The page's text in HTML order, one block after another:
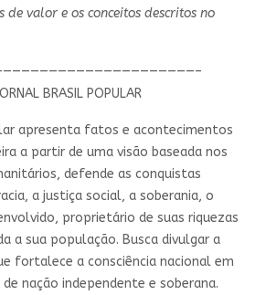
de valor e os conceitos descritos no
BRASIL POPULAR
apresenta fatos e acontecimentos
a partir de uma visão baseada nos
defende as conquistas
a justiça social, a soberania, o
proprietário de suas riquezas
a sua população. Busca divulgar a
fortalece a consciência nacional em
nação independente e soberana.